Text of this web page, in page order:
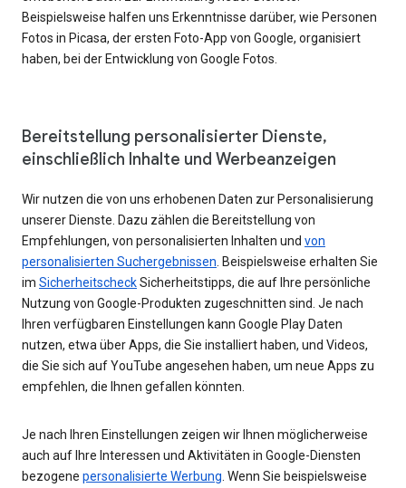
Beispielsweise halfen uns Erkenntnisse darüber, wie Personen
Fotos in Picasa, der ersten Foto-App von Google, organisiert
haben, bei der Entwicklung von Google Fotos.
Bereitstellung personalisierter Dienste,
einschließlich Inhalte und Werbeanzeigen
Wir nutzen die von uns erhobenen Daten zur Personalisierung
unserer Dienste. Dazu zählen die Bereitstellung von
Empfehlungen, von personalisierten Inhalten und von
personalisierten Suchergebnissen . Beispielsweise erhalten Sie
im SicherheitscheckSicherheitstipps, die auf Ihre persönliche
Nutzung von Google-Produkten zugeschnitten sind. Je nach
Ihren verfügbaren Einstellungen kann Google Play Daten
nutzen, etwa über Apps, die Sie installiert haben, und Videos,
die Sie sich auf YouTube angesehen haben, um neue Apps zu
empfehlen, die Ihnen gefallen könnten.
Je nach Ihren Einstellungen zeigen wir Ihnen möglicherweise
auch auf Ihre Interessen und Aktivitäten in Google-Diensten
bezogene personalisierte Werbung . Wenn Sie beispielsweise